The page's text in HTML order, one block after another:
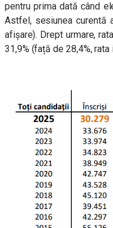
pentru prima dată când
Astfel, sesiunea curentă
afișare). Drept urmare,
31,9% (față de 28,4%, rata